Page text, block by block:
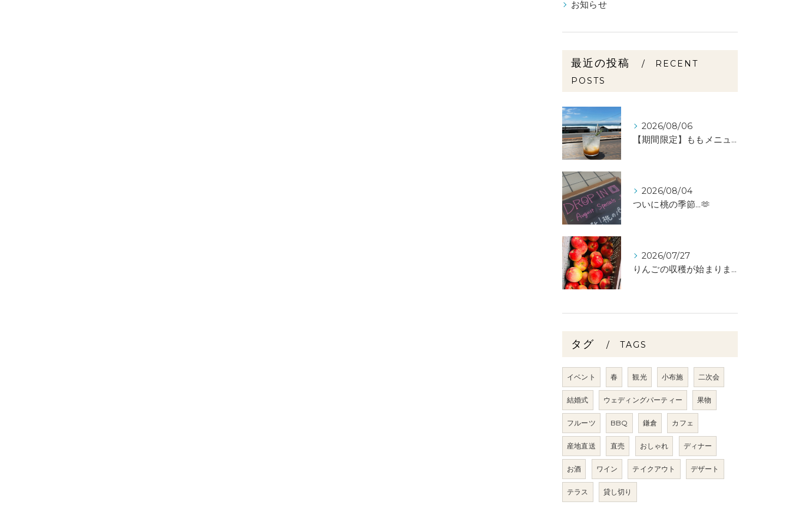
お知らせ
最近の投稿
RECENT
POSTS
2026/08/06
【期間限定】ももメニュー🍑スタートしました✨️
2026/08/04
ついに桃の季節…🫶
2026/07/27
りんごの収穫が始まりました🧑‍🌾🍎
タグ TAGS
イベント 春 観光 小布施 二次会
結婚式 ウェディングパーティー 果物
フルーツ BBQ 鎌倉 カフェ
産地直送 直売 おしゃれ ディナー
お酒 ワイン テイクアウト デザート
テラス 貸し切り